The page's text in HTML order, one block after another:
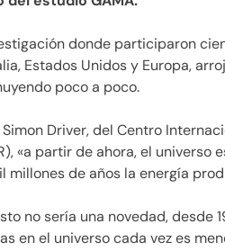
donde participaron
Estados Unidos y Europa,
poco a poco.
Simon Driver, del Centro
«a partir de ahora, el universo
millones de años la energía
no sería una novedad, desde
en el universo cada vez es